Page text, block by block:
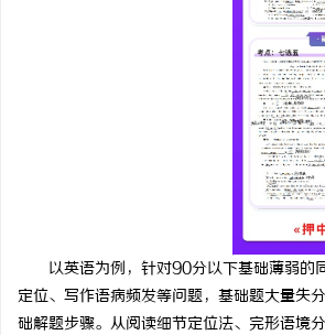
以英语为例，针对90分以下基础薄弱的
定位、写作语病频发等问题，基础题大量失
础解题步骤。从阅读细节定位法、完形语境